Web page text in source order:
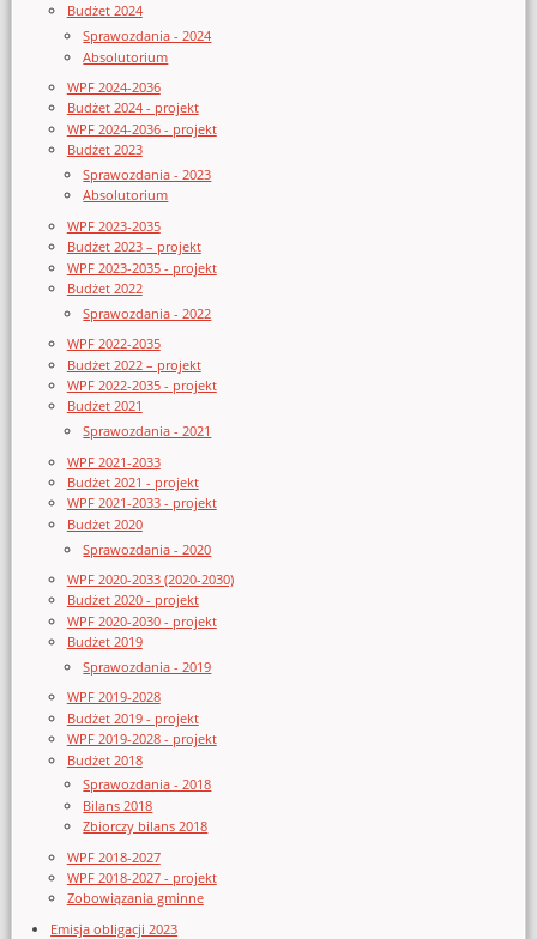
Budżet 2024
Sprawozdania - 2024
Absolutorium
WPF 2024-2036
Budżet 2024 - projekt
WPF 2024-2036 - projekt
Budżet 2023
Sprawozdania - 2023
Absolutorium
WPF 2023-2035
Budżet 2023 – projekt
WPF 2023-2035 - projekt
Budżet 2022
Sprawozdania - 2022
WPF 2022-2035
Budżet 2022 – projekt
WPF 2022-2035 - projekt
Budżet 2021
Sprawozdania - 2021
WPF 2021-2033
Budżet 2021 - projekt
WPF 2021-2033 - projekt
Budżet 2020
Sprawozdania - 2020
WPF 2020-2033 (2020-2030)
Budżet 2020 - projekt
WPF 2020-2030 - projekt
Budżet 2019
Sprawozdania - 2019
WPF 2019-2028
Budżet 2019 - projekt
WPF 2019-2028 - projekt
Budżet 2018
Sprawozdania - 2018
Bilans 2018
Zbiorczy bilans 2018
WPF 2018-2027
WPF 2018-2027 - projekt
Zobowiązania gminne
Emisja obligacji 2023